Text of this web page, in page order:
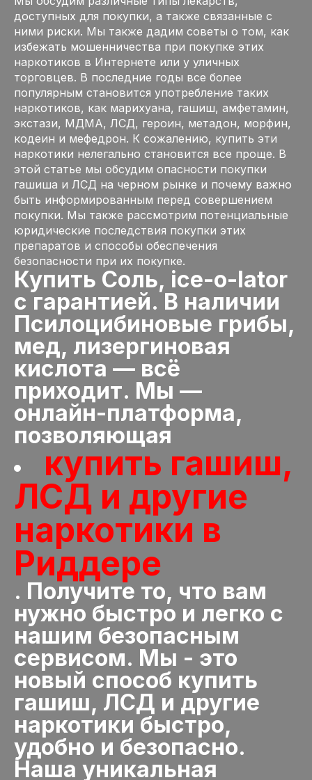
доступных для покупки, а также связанные с
ними риски. Мы также дадим советы о том, как
избежать мошенничества при покупке этих
наркотиков в Интернете или у уличных
торговцев. В последние годы все более
популярным становится употребление таких
наркотиков, как марихуана, гашиш, амфетамин,
экстази, МДМА, ЛСД, героин, метадон, морфин,
кодеин и мефедрон. К сожалению, купить эти
наркотики нелегально становится все проще. В
этой статье мы обсудим опасности покупки
гашиша и ЛСД на черном рынке и почему важно
быть информированным перед совершением
покупки. Мы также рассмотрим потенциальные
юридические последствия покупки этих
препаратов и способы обеспечения
безопасности при их покупке.
Купить Соль, ice-o-lator
с гарантией. В наличии
Псилоцибиновые грибы,
мед, лизергиновая
кислота — всё
приходит. Мы —
онлайн-платформа,
позволяющая
купить гашиш,
ЛСД и другие
наркотики в
Риддере
. Получите то, что вам
нужно быстро и легко с
нашим безопасным
сервисом. Мы - это
новый способ купить
гашиш, ЛСД и другие
наркотики быстро,
удобно и безопасно.
Наша уникальная